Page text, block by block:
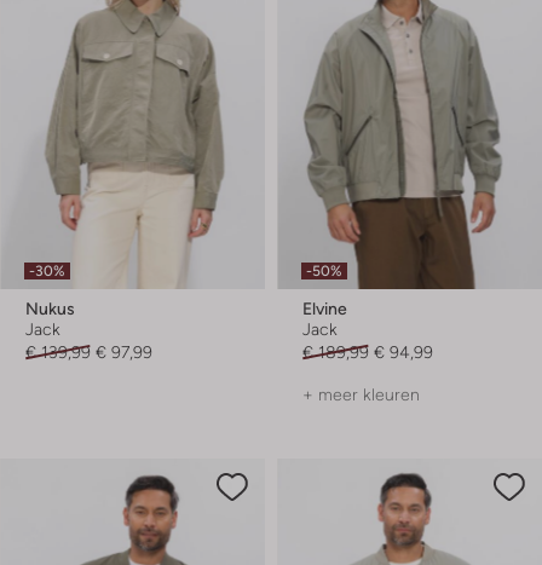
-30%
Nukus
Jack
€ 139,99 € 97,99
-50%
Elvine
Jack
€ 189,99 € 94,99
+ meer kleuren